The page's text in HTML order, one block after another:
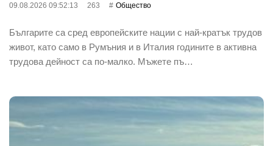
09.08.2026 09:52:13 263 Общество
Българите са сред европейските нации с най-кратък трудов
живот, като само в Румъния и в Италия годините в активна
трудова дейност са по-малко. Мъжете пъ…